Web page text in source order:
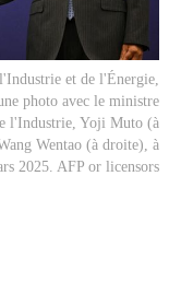
et de l'Énergie,
photo avec le ministre
l'Industrie, Yoji Muto (à
Wentao (à droite), à
2025. AFP or licensors